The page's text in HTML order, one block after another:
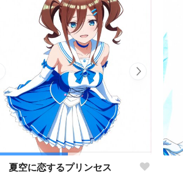
夏空に恋するプリンセス